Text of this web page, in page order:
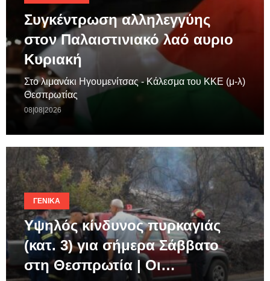
Συγκέντρωση αλληλεγγύης
στον Παλαιστινιακό λαό αυριο
Κυριακή
Στο λιμανάκι Ηγουμενίτσας - Κάλεσμα του ΚΚΕ (μ-λ)
Θεσπρωτίας
08|08|2026
ΓΕΝΙΚΆ
Υψηλός κίνδυνος πυρκαγιάς
(κατ. 3) για σήμερα Σάββατο
στη Θεσπρωτία | Οι…